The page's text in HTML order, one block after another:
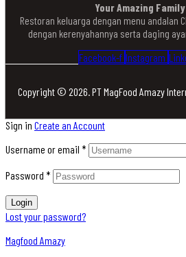
Your Amazing
Restoran keluarga dengan menu andalan
dengan kerenyahannya serta daging
Facebook-f Instagram
Copyright © 2026. PT MagFood Amazy
Sign in Create an Account
Username or email *
Password *
Login
Lost your password?
Magfood Amazy